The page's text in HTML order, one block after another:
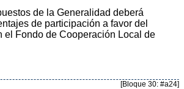
de la Generalidad deberá
de participación a favor del
el Fondo de Cooperación Local de
[Bloque 30: #a24]